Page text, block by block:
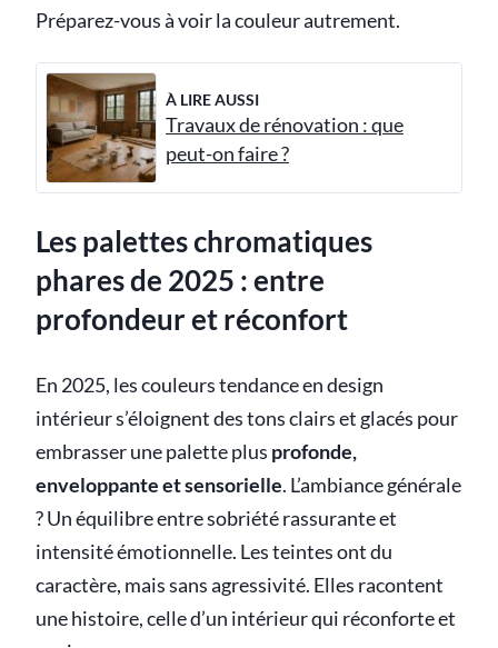
Préparez-vous à voir la couleur autrement.
À LIRE AUSSI
Travaux de rénovation : que
peut-on faire ?
Les palettes chromatiques
phares de 2025 : entre
profondeur et réconfort
En 2025, les couleurs tendance en design
intérieur s’éloignent des tons clairs et glacés pour
embrasser une palette plus profonde,
enveloppante et sensorielle. L’ambiance générale
? Un équilibre entre sobriété rassurante et
intensité émotionnelle. Les teintes ont du
caractère, mais sans agressivité. Elles racontent
une histoire, celle d’un intérieur qui réconforte et